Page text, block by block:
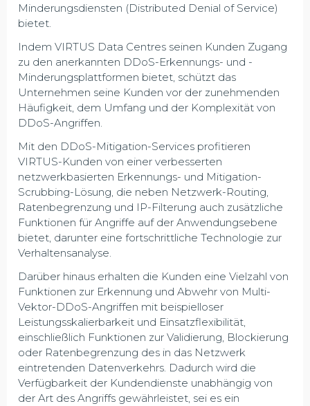
Minderungsdiensten (Distributed Denial of Service)
bietet.
Indem VIRTUS Data Centres seinen Kunden Zugang
zu den anerkannten DDoS-Erkennungs- und -
Minderungsplattformen bietet, schützt das
Unternehmen seine Kunden vor der zunehmenden
Häufigkeit, dem Umfang und der Komplexität von
DDoS-Angriffen.
Mit den DDoS-Mitigation-Services profitieren
VIRTUS-Kunden von einer verbesserten
netzwerkbasierten Erkennungs- und Mitigation-
Scrubbing-Lösung, die neben Netzwerk-Routing,
Ratenbegrenzung und IP-Filterung auch zusätzliche
Funktionen für Angriffe auf der Anwendungsebene
bietet, darunter eine fortschrittliche Technologie zur
Verhaltensanalyse.
Darüber hinaus erhalten die Kunden eine Vielzahl von
Funktionen zur Erkennung und Abwehr von Multi-
Vektor-DDoS-Angriffen mit beispielloser
Leistungsskalierbarkeit und Einsatzflexibilität,
einschließlich Funktionen zur Validierung, Blockierung
oder Ratenbegrenzung des in das Netzwerk
eintretenden Datenverkehrs. Dadurch wird die
Verfügbarkeit der Kundendienste unabhängig von
der Art des Angriffs gewährleistet, sei es ein